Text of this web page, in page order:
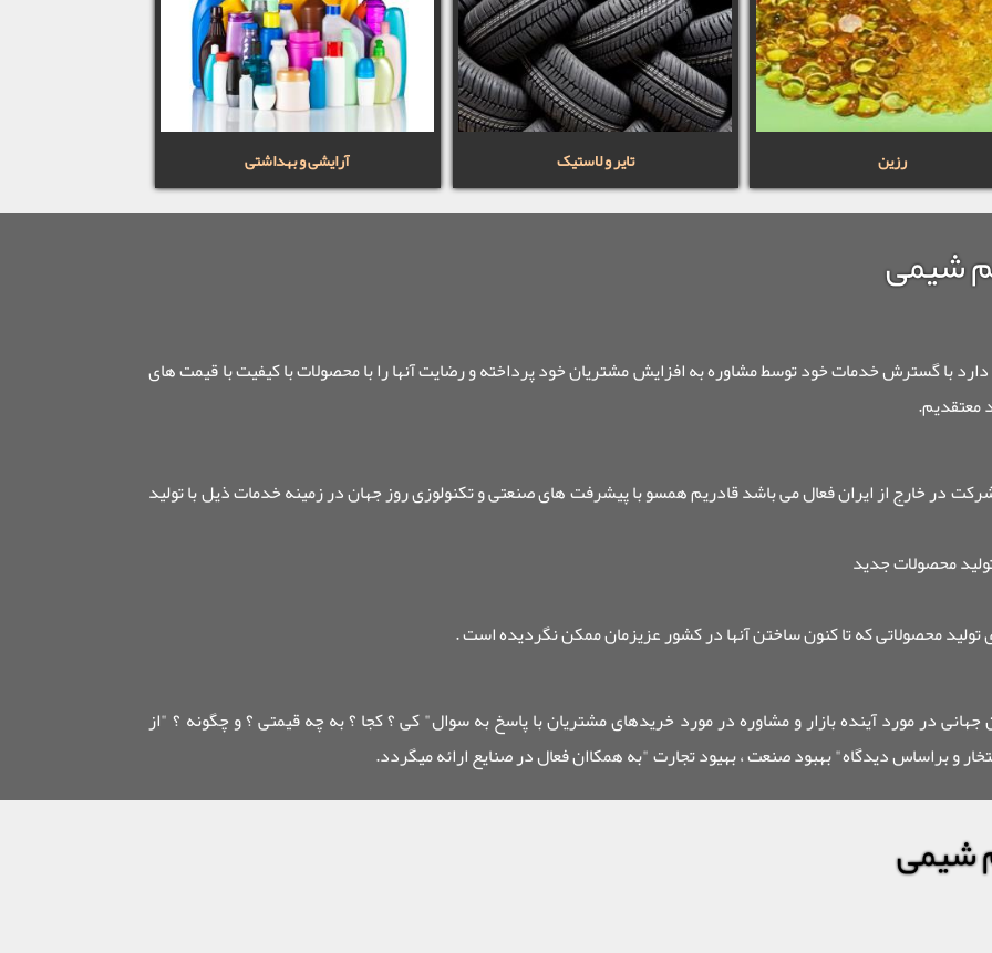
رزین تایر و لاستیک آرایشی و بهداشتی
شیمی
با گسترش خدمات خود توسط مشاوره به افزایش مشتریان خود پرداخته و رضایت آنها را با محصولات با کیفیت با قیمت های
معتقدیم.
در خارج از ایران فعال می باشد قادریم همسو با پیشرفت های صنعتی و تکنولوزی روز جهان در زمینه خدمات ذیل با تولید
محصولات جدید
محصولاتی که تا کنون ساختن آنها در کشور عزیزمان ممکن نگردیده است .
جهانی در مورد آینده بازار و مشاوره در مورد خریدهای مشتریان با پاسخ به سوال" کی ؟ کجا ؟ به چه قیمتی ؟ و چگونه ؟ "از
و براساس دیدگاه" بهبود صنعت ، بهیود تجارت "به همکاان فعال در صنایع ارائه میگردد.
شیمی